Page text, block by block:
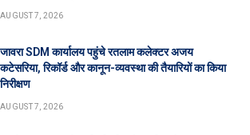
AUGUST 7, 2026
जावरा SDM कार्यालय पहुंचे रतलाम कलेक्टर अजय
कटेसरिया, रिकॉर्ड और कानून-व्यवस्था की तैयारियों का किया
निरीक्षण
AUGUST 7, 2026